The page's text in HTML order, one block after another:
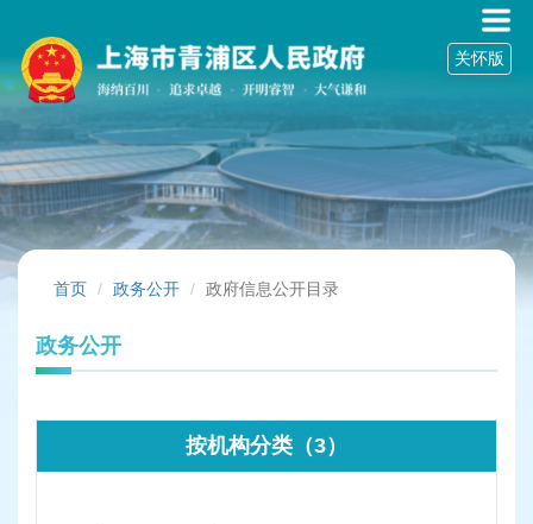
碍
操
明
跳
转
到
网
关怀版
首页 政务公开 政府信息公开目录
政务公开
按机构分类（3）